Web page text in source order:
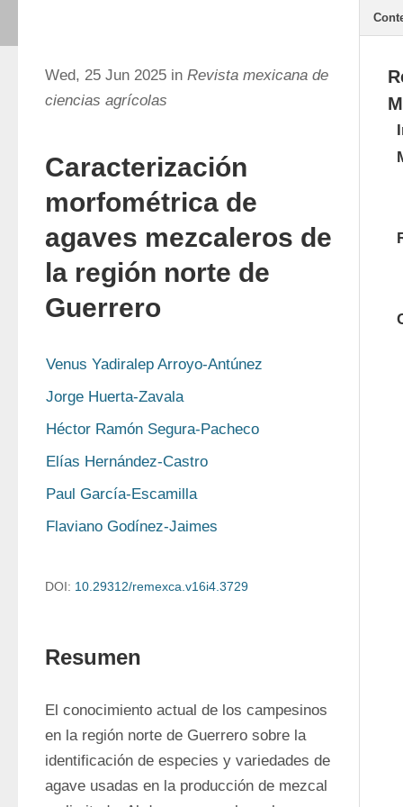
Wed, 25 Jun 2025 in Revista mexicana de
ciencias agrícolas
Caracterización
morfométrica de
agaves mezcaleros de
la región norte de
Guerrero
Venus Yadiralep Arroyo-Antúnez
Jorge Huerta-Zavala
Héctor Ramón Segura-Pacheco
Elías Hernández-Castro
Paul García-Escamilla
Flaviano Godínez-Jaimes
DOI: 10.29312/remexca.v16i4.3729
Resumen
El conocimiento actual de los campesinos
en la región norte de Guerrero sobre la
identificación de especies y variedades de
agave usadas en la producción de mezcal